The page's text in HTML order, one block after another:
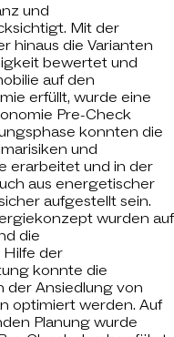
und
Mit der
hinaus die Varianten
bewertet und
auf den
erfüllt, wurde eine
Pre-Check
konnten die
und
erarbeitet und in der
aus energetischer
aufgestellt sein.
wurden auf
die
der
konnte die
der Ansiedlung von
optimiert werden. Auf
Planung wurde